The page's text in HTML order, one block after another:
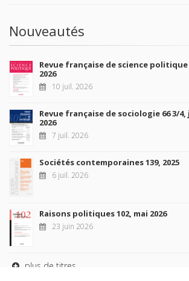
Nouveautés
Revue française de science
2026
10 juil. 2026
Revue française de sociologie 66 3/
2026
7 juil. 2026
Sociétés contemporaines 139, 2025
6 juil. 2026
Raisons politiques 102, mai 2026
23 juin 2026
plus de titres